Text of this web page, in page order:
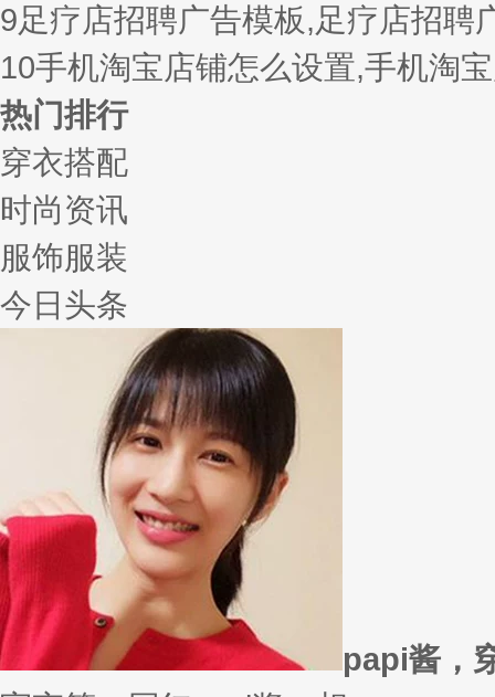
9足疗店招聘广告模板,足疗店招聘
10手机淘宝店铺怎么设置,手机淘
热门排行
穿衣搭配
时尚资讯
服饰服装
今日头条